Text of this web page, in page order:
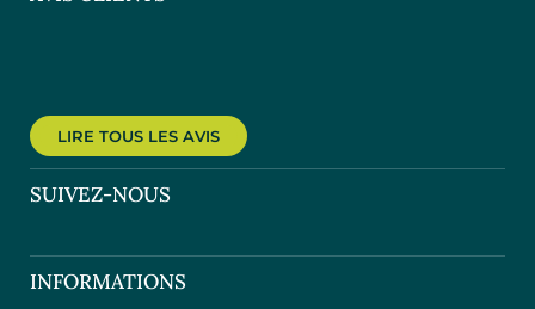
LIRE TOUS LES AVIS
SUIVEZ-NOUS
INFORMATIONS